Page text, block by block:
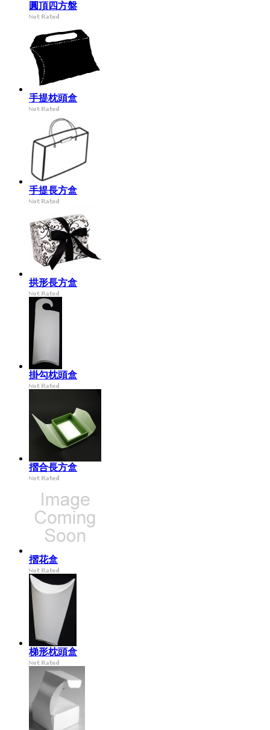
圓頂四方盤
手提枕頭盒
手提長方盒
拱形長方盒
掛勾枕頭盒
摺合長方盒
摺花盒
梯形枕頭盒